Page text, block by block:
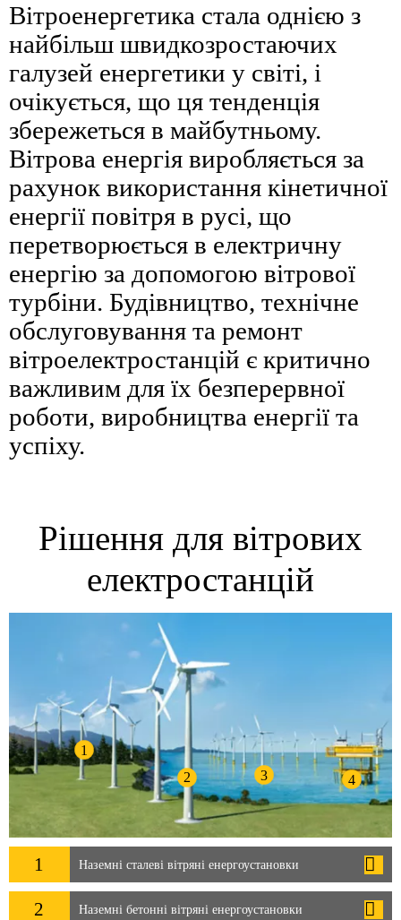
Вітроенергетика стала однією з
найбільш швидкозростаючих
галузей енергетики у світі, і
очікується, що ця тенденція
збережеться в майбутньому.
Вітрова енергія виробляється за
рахунок використання кінетичної
енергії повітря в русі, що
перетворюється в електричну
енергію за допомогою вітрової
турбіни. Будівництво, технічне
обслуговування та ремонт
вітроелектростанцій є критично
важливим для їх безперервної
роботи, виробництва енергії та
успіху.
Рішення для вітрових
електростанцій
1
2
3 4
1 Наземні сталеві вітряні енергоустановки
2 Наземні бетонні вітряні енергоустановки